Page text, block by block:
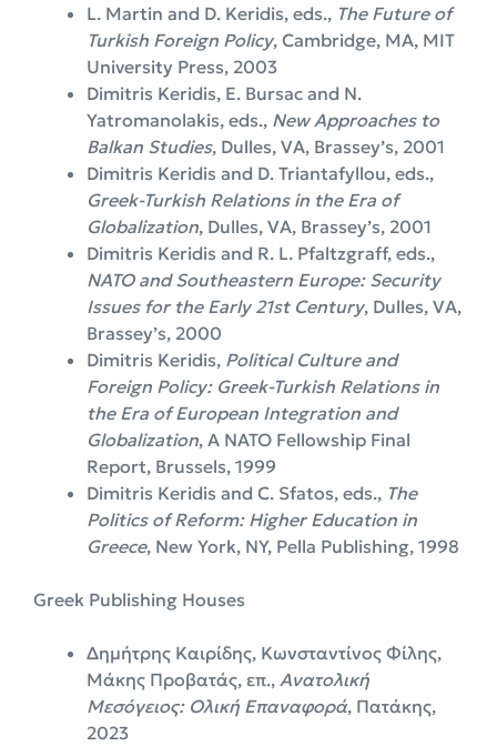
L. Martin and D. Keridis, eds., The Future of
Turkish Foreign Policy, Cambridge, MA, MIT
University Press, 2003
Dimitris Keridis, E. Bursac and N.
Yatromanolakis, eds., New Approaches to
Balkan Studies, Dulles, VA, Brassey’s, 2001
Dimitris Keridis and D. Triantafyllou, eds.,
Greek-Turkish Relations in the Era of
Globalization, Dulles, VA, Brassey’s, 2001
Dimitris Keridis and R. L. Pfaltzgraff, eds.,
NATO and Southeastern Europe: Security
Issues for the Early 21st Century, Dulles, VA,
Brassey’s, 2000
Dimitris Keridis, Political Culture and
Foreign Policy: Greek-Turkish Relations in
the Era of European Integration and
Globalization, A NATO Fellowship Final
Report, Brussels, 1999
Dimitris Keridis and C. Sfatos, eds., The
Politics of Reform: Higher Education in
Greece, New York, NY, Pella Publishing, 1998
Greek Publishing Houses
Δημήτρης Καιρίδης, Κωνσταντίνος Φίλης,
Μάκης Προβατάς, επ., Ανατολική
Μεσόγειος: Ολική Επαναφορά, Πατάκης,
2023